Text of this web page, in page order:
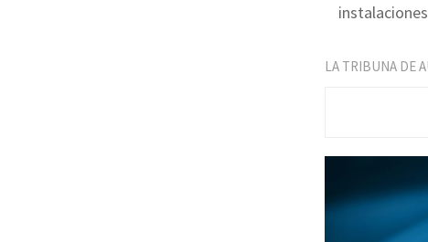
LA TRIBUNA DE